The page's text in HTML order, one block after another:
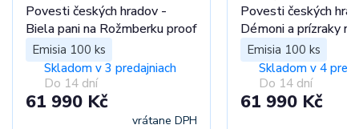
Povesti českých hradov -
Biela pani na Rožmberku proof
Emisia 100 ks
Skladom v 3 predajniach
Do 14 dní
61 990 Kč
vrátane DPH
Povesti českých
Démoni a prízraky
proof
Emisia 100 ks
Skladom v 4
Do 14 dní
61 990 Kč